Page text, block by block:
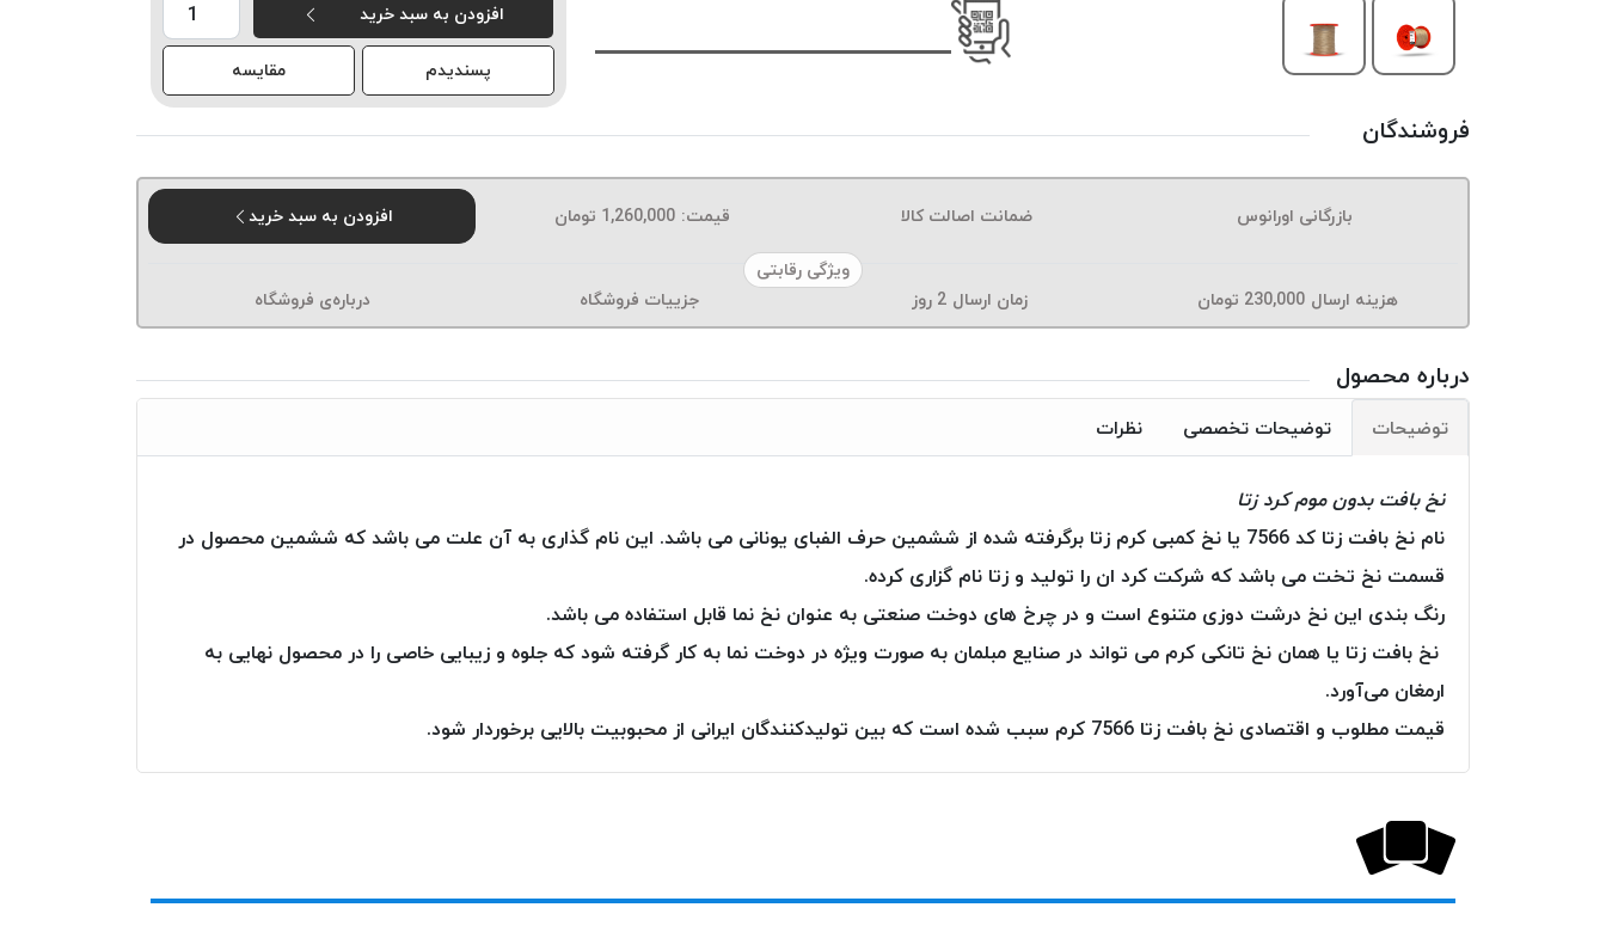
افزودن به سبد خرید
پسندیدم
مقایسه
فروشندگان
بازرگانی اورانوس ضمانت اصالت کالا قیمت: 1,260,000 تومان
افزودن به سبد خرید
ویژگی رقابتی
هزینه ارسال 230,000 تومان زمان ارسال 2 روز جزییات فروشگاه درباره‌ی فروشگاه
درباره محصول
توضیحات توضیحات تخصصی نظرات
نخ بافت بدون موم کرد زتا
نام نخ بافت زتا کد 7566 یا نخ کمبی کرم زتا برگرفته شده از ششمین حرف الفبای یونانی می باشد. این نام گذاری به آن علت می باشد که ششمین محصول در
قسمت نخ تخت می باشد که شرکت کرد ان را تولید و زتا نام گزاری کرده.
رنگ بندی این نخ درشت دوزی متنوع است و در چرخ های دوخت صنعتی به عنوان نخ نما قابل استفاده می باشد.
نخ بافت زتا یا همان نخ تانکی کرم می ‌تواند در صنایع مبلمان به صورت ویژه در دوخت نما به کار گرفته شود که جلوه و زیبایی خاصی را در محصول نهایی به
ارمغان می‌آورد.
قیمت مطلوب و اقتصادی نخ بافت زتا 7566 کرم سبب شده است که بین تولیدکنندگان ایرانی از محبوبیت بالایی برخوردار شود.